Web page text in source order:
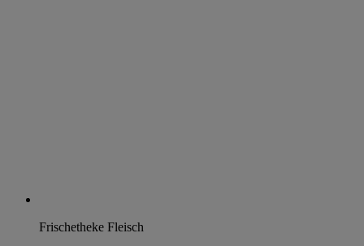
Frischetheke Fleisch